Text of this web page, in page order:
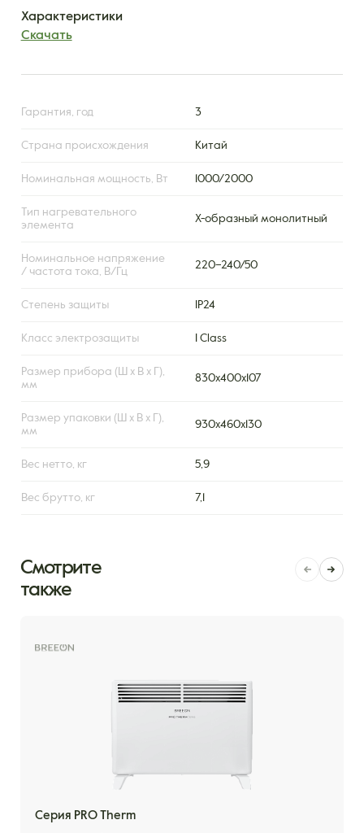
Характеристики
Скачать
Гарантия, год 3
Страна происхождения Китай
Номинальная мощность, Вт 1000/2000
Тип нагревательного
элемента
X-образный монолитный
Номинальное напряжение
/ частота тока, В/Гц
220–240/50
Степень защиты IP24
Класс электрозащиты I Class
Размер прибора (Ш х В х Г),
мм
830х400х107
Размер упаковки (Ш х В х Г),
мм
930х460х130
Вес нетто, кг 5,9
Вес брутто, кг 7,1
Смотрите
также
Серия PRO Therm